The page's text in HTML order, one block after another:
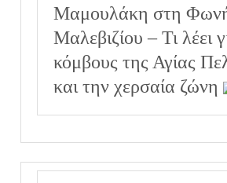
Μαμουλάκη στη
Μαλεβιζίου – Τι λέει
κόμβους της Αγίας
και την χερσαία ζώνη